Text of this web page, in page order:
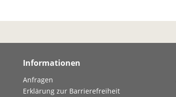
Informationen
Anfragen
Erklärung zur Barrierefreiheit